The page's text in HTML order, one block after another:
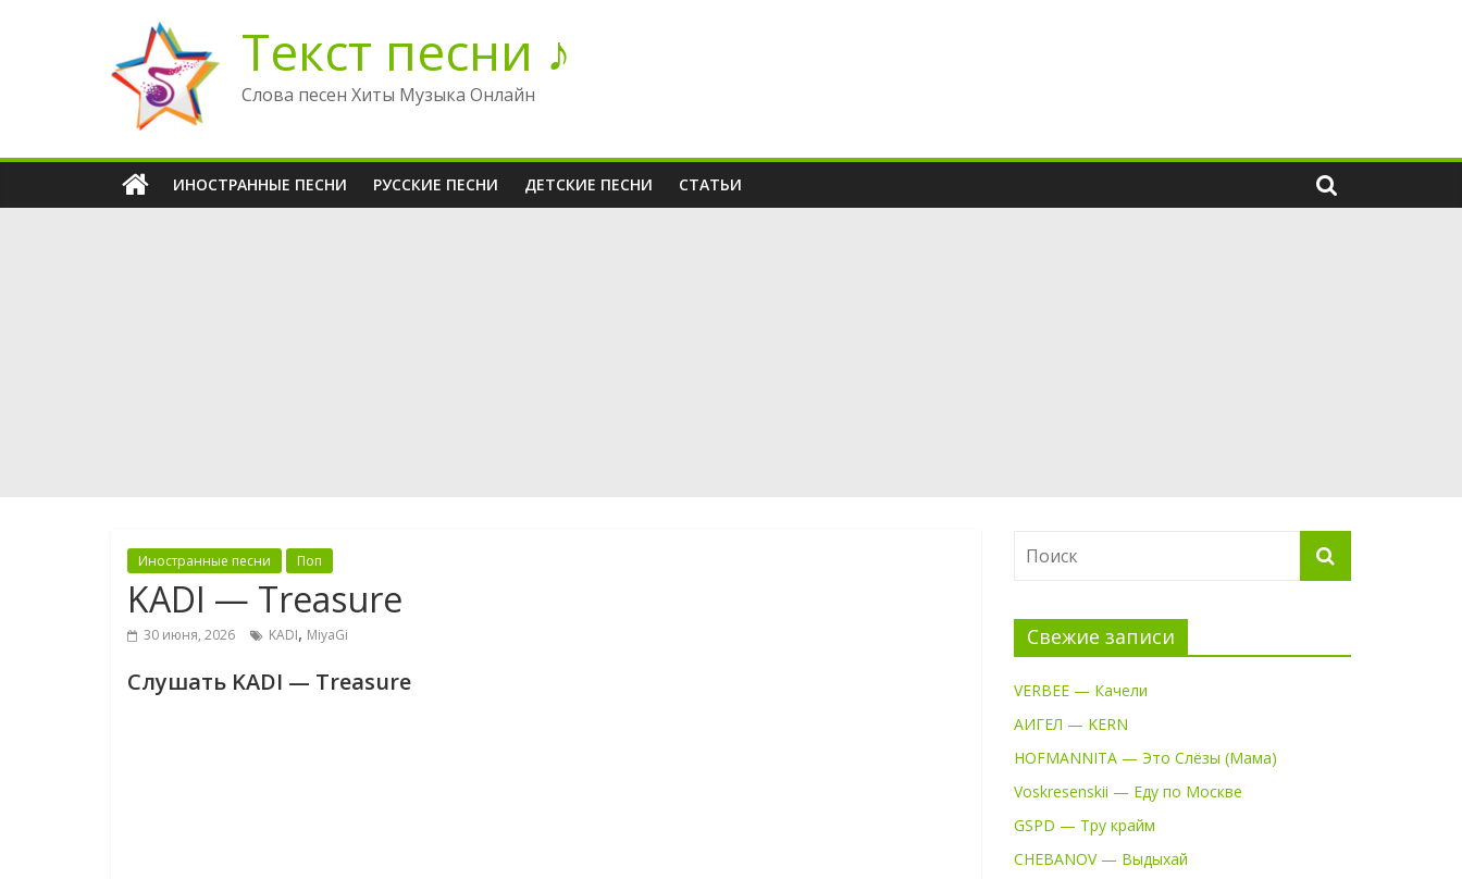
содержимому
Текст песни ♪
Слова песен Хиты Музыка Онлайн
ИНОСТРАННЫЕ ПЕСНИ РУССКИЕ ПЕСНИ ДЕТСКИЕ ПЕСНИ СТАТЬИ
Иностранные песни Поп
KADI — Treasure
30 июня, 2026 KADI, MiyaGi
Слушать KADI — Treasure
Свежие записи
VERBEE — Качели
АИГЕЛ — KERN
HOFMANNITA — Это Слёзы (Мама)
Voskresenskii — Еду по Москве
GSPD — Тру крайм
CHEBANOV — Выдыхай